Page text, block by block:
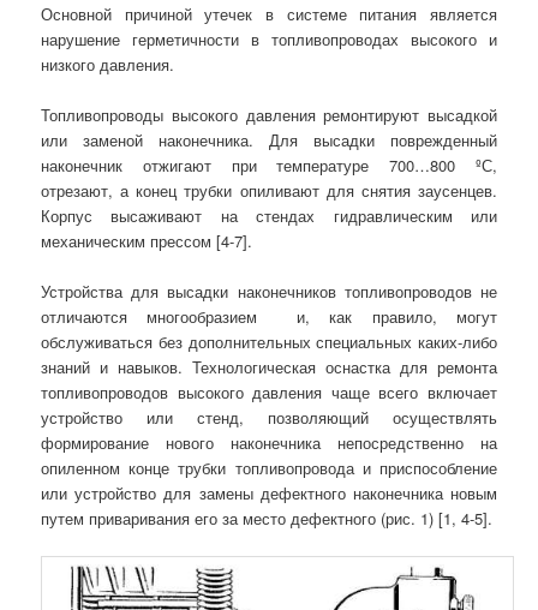
Основной причиной утечек в системе питания является
нарушение герметичности в топливопроводах высокого и
низкого давления.
Топливопроводы высокого давления ремонтируют высадкой
или заменой наконечника. Для высадки поврежденный
наконечник отжигают при температуре 700…800 ºС,
отрезают, а конец трубки опиливают для снятия заусенцев.
Корпус высаживают на стендах гидравлическим или
механическим прессом [4-7].
Устройства для высадки наконечников топливопроводов не
отличаются многообразием и, как правило, могут
обслуживаться без дополнительных специальных каких-либо
знаний и навыков. Технологическая оснастка для ремонта
топливопроводов высокого давления чаще всего включает
устройство или стенд, позволяющий осуществлять
формирование нового наконечника непосредственно на
опиленном конце трубки топливопровода и приспособление
или устройство для замены дефектного наконечника новым
путем приваривания его за место дефектного (рис. 1) [1, 4-5].